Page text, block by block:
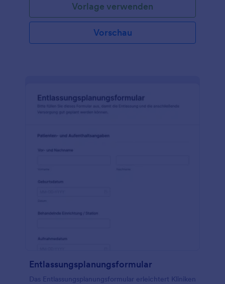
Vorlage verwenden
Vorschau
Entlassungsplanungsformular
Das Entlassungsplanungsformular erleichtert Kliniken